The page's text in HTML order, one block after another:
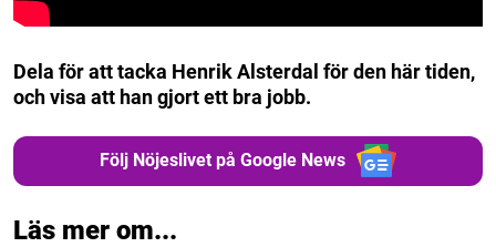
Dela för att tacka Henrik Alsterdal för den här tiden,
och visa att han gjort ett bra jobb.
Följ Nöjeslivet på Google News
Läs mer om...